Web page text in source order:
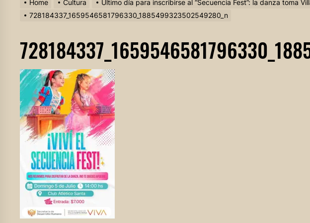
Home Cultura
Último día para inscribirse al “Secuencia Fest”: la danza toma
728184337_1659546581796330_1885499323502549280_n